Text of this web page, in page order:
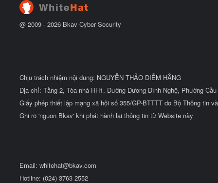
@ 2009 - 2026 Bkav Cyber Security
Chịu trách nhiệm nội dung: NGUYỄN THẢO DIỄM HẰNG
Địa chỉ: Tầng 2, Tòa nhà HH1, Đường Dương Đình Nghệ, Phường
Giấy phép thiết lập mạng xã hội số 355/GP-BTTTT do Bộ Thông tin
Ghi rõ 'nguồn Bkav' khi phát hành lại thông tin từ Website này
Email: whitehat@bkav.com
Hotline: (024) 3763 2552